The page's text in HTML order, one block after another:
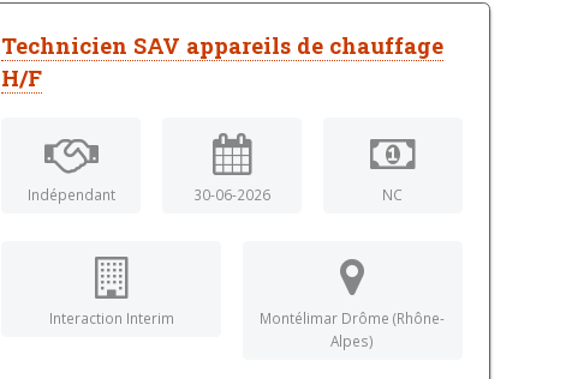
Technicien SAV appareils de chauffage
H/F
Indépendant 30-06-2026 NC
Interaction Interim
Montélimar Drôme (Rhône-
Alpes)